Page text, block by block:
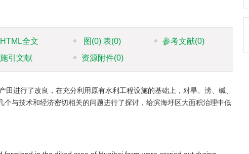
HTML全文 图 (0)表(0) 参考文献(0)
施引文献 资源附件(0)
田进行了改良，在充分利用原有水利工程设施的基础上，对旱、涝、碱、
与技术和经济密切相关的问题进行了探讨，给滨海圩区大面积治理中低